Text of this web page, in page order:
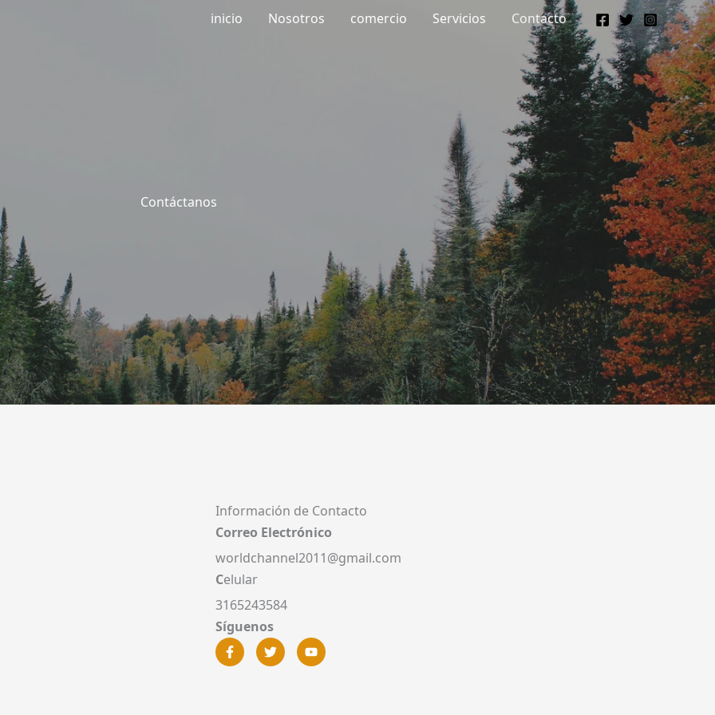
inicio Nosotros comercio Servicios Contacto
Contáctanos
Información de Contacto
Correo Electrónico
worldchannel2011@gmail.com
Celular
3165243584
Síguenos